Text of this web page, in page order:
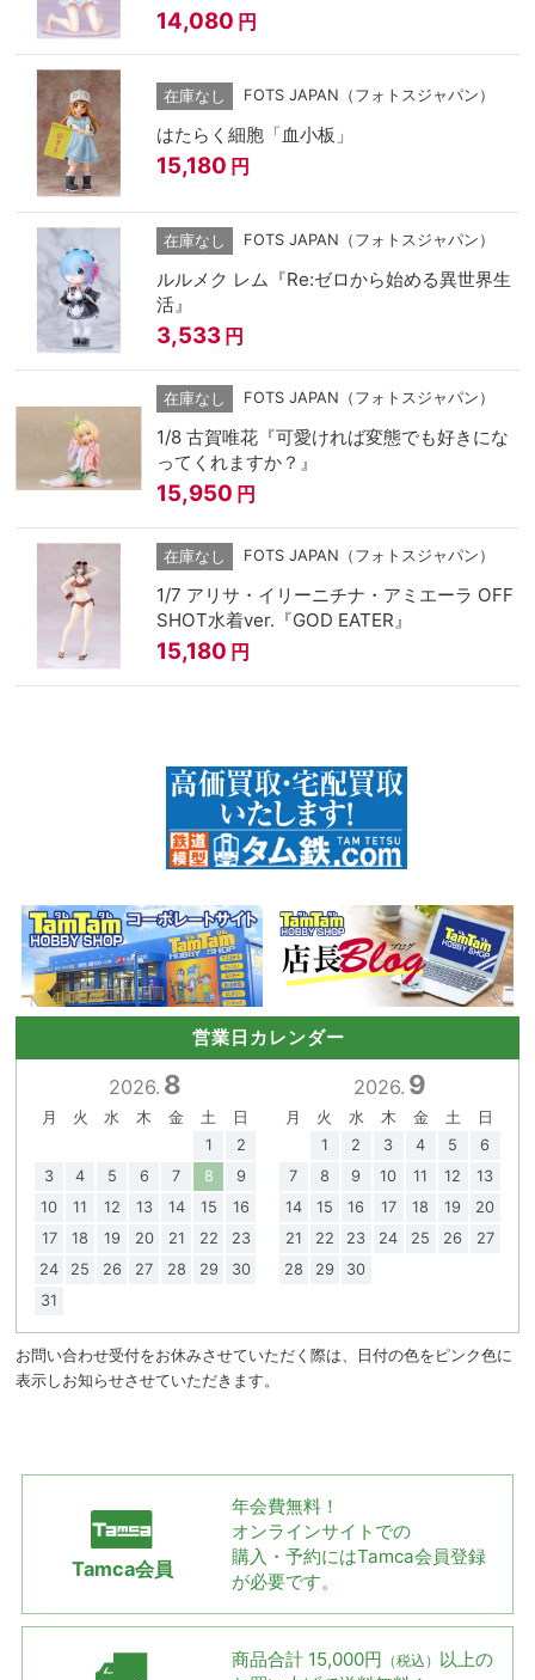
14,080 円
在庫なし FOTS JAPAN（フォトスジャパン）
はたらく細胞「血小板」
15,180 円
在庫なし FOTS JAPAN（フォトスジャパン）
ルルメク レム『Re:ゼロから始める異世界生
活』
3,533 円
在庫なし FOTS JAPAN（フォトスジャパン）
1/8 古賀唯花『可愛ければ変態でも好きにな
ってくれますか？』
15,950 円
在庫なし FOTS JAPAN（フォトスジャパン）
1/7 アリサ・イリーニチナ・アミエーラ OFF
SHOT水着ver.『GOD EATER』
15,180 円
営業日カレンダー
2026. 8
月 火 水 木 金 土
日
1
2
3
4 5 6 7 8
9
10
11 12 13 14 15
16
17
18 19 20 21 22
23
24
25 26 27 28 29
30
31
2026. 9
月 火 水 木 金 土
日
1
2 3 4 5
6
7
8 9 10 11 12
13
14
15 16 17 18 19
20
21
22 23 24 25 26
27
28
29 30
お問い合わせ受付をお休みさせていただく際は、日付の色をピンク色に
表示しお知らせさせていただきます。
Tamca会員
年会費無料！
オンラインサイトでの
購入・予約にはTamca会員登録
が必要です。
商品合計 15,000円 （税込） 以上の